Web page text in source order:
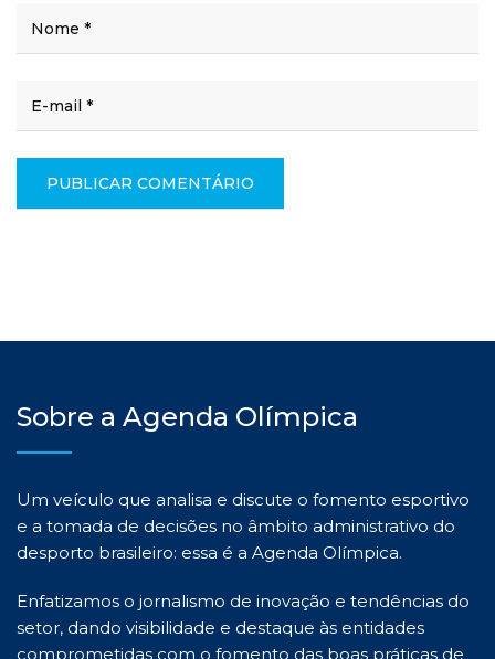
Sobre a Agenda Olímpica
Um veículo que analisa e discute o fomento esportivo
e a tomada de decisões no âmbito administrativo do
desporto brasileiro: essa é a Agenda Olímpica.
Enfatizamos o jornalismo de inovação e tendências do
setor, dando visibilidade e destaque às entidades
comprometidas com o fomento das boas práticas de